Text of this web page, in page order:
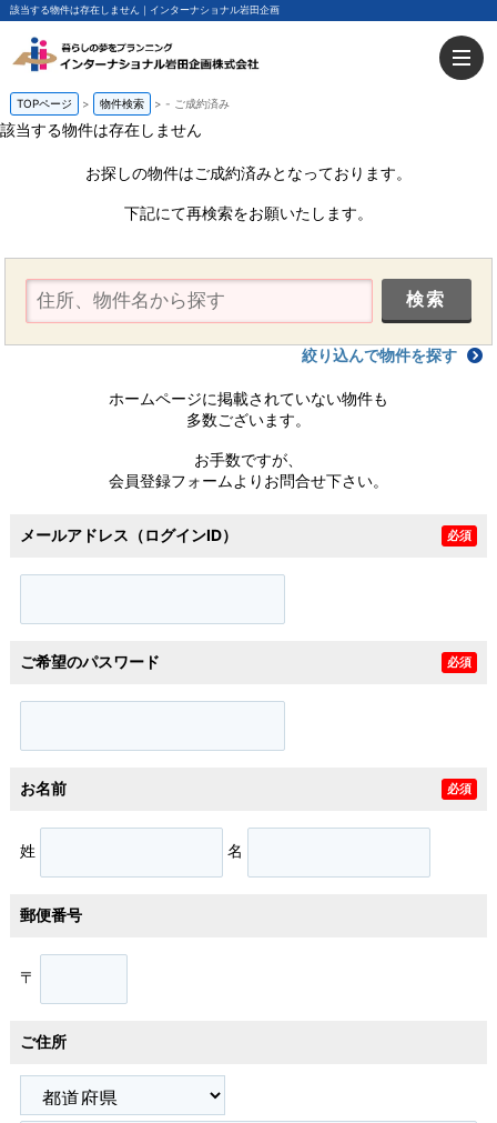
該当する物件は存在しません｜インターナショナル岩田企画
TOPページ 物件検索 - ご成約済み
該当する物件は存在しません
お探しの物件はご成約済みとなっております。
下記にて再検索をお願いたします。
絞り込んで物件を探す
ホームページに掲載されていない物件も
多数ございます。
お手数ですが、
会員登録フォームよりお問合せ下さい。
メールアドレス（ログインID） 必須
ご希望のパスワード 必須
お名前 必須
姓 名
郵便番号
〒
ご住所